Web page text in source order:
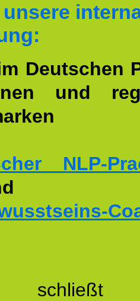
unsere
Deutschen
und
NLP-
schließt